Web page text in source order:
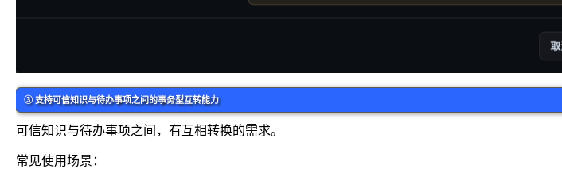
③ 支持可信知识与待办事项之间的事务型互转能力
可信知识与待办事项之间，有互相转换的需求。
常见使用场景：